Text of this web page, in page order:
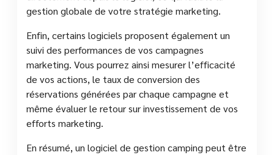
gestion globale de votre stratégie marketing.
Enfin, certains logiciels proposent également un
suivi des performances de vos campagnes
marketing. Vous pourrez ainsi mesurer l’efficacité
de vos actions, le taux de conversion des
réservations générées par chaque campagne et
même évaluer le retour sur investissement de vos
efforts marketing.
En résumé, un logiciel de gestion camping peut être